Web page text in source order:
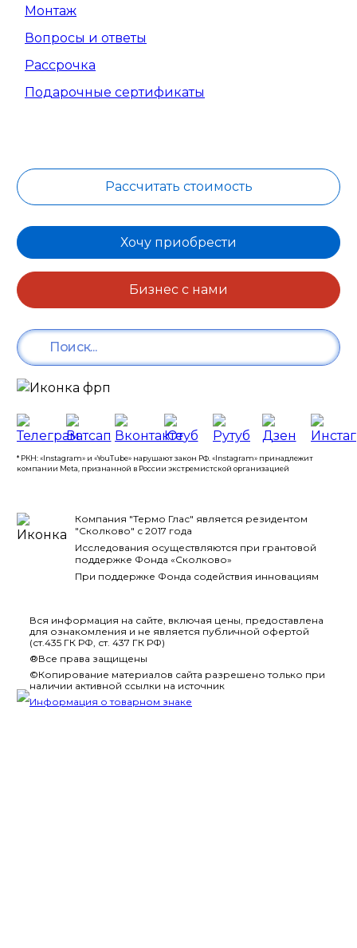
Монтаж
Вопросы и ответы
Рассрочка
Подарочные сертификаты
Рассчитать стоимость
Хочу приобрести
Бизнес с нами
* РКН: «Instagram» и «YouTube» нарушают закон РФ. «Instagram» принадлежит
компании Meta, признанной в России экстремистской организацией
Компания "Термо Глас" является резидентом
"Сколково" с 2017 года
Исследования осуществляются при грантовой
поддержке Фонда «Сколково»
При поддержке Фонда содействия инновациям
Вся информация на сайте, включая цены, предоставлена
для ознакомления и не является публичной офертой
(ст.435 ГК РФ, ст. 437 ГК РФ)
®Все права защищены
©Копирование материалов сайта разрешено только при
наличии активной ссылки на источник
Информация о товарном знаке